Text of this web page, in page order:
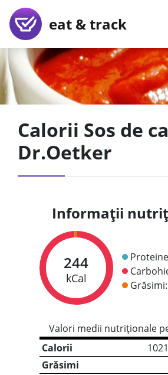
eat & track
Calorii Sos de
Dr.Oetker
Informații
244
kCal
Grăsimi:
Valori medii nutriționale
Calorii
Grăsimi